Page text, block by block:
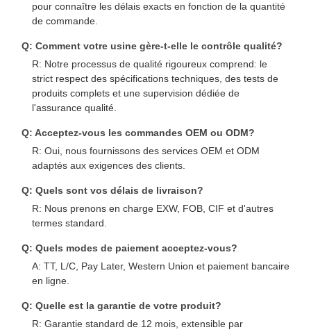
pour connaître les délais exacts en fonction de la quantité
de commande.
Q: Comment votre usine gère-t-elle le contrôle qualité?
R: Notre processus de qualité rigoureux comprend: le
strict respect des spécifications techniques, des tests de
produits complets et une supervision dédiée de
l'assurance qualité.
Q: Acceptez-vous les commandes OEM ou ODM?
R: Oui, nous fournissons des services OEM et ODM
adaptés aux exigences des clients.
Q: Quels sont vos délais de livraison?
R: Nous prenons en charge EXW, FOB, CIF et d'autres
termes standard.
Q: Quels modes de paiement acceptez-vous?
A: TT, L/C, Pay Later, Western Union et paiement bancaire
en ligne.
Q: Quelle est la garantie de votre produit?
R: Garantie standard de 12 mois, extensible par